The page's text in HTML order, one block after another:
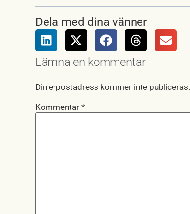
Dela med dina vänner
Lämna en kommentar
Din e-postadress kommer inte publiceras.
Kommentar *